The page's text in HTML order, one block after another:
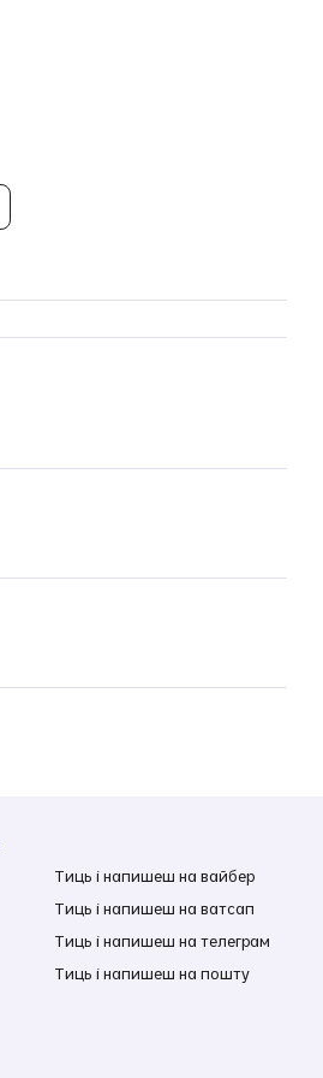
Тиць і напишеш на вайбер
Тиць і напишеш на ватсап
Тиць і напишеш на телеграм
Тиць і напишеш на пошту